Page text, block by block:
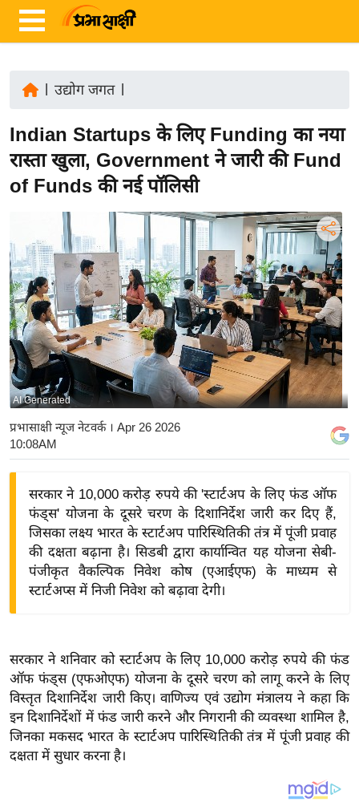
ज़ा
ख
र
ष्ट्री
य
अं
त
र्रा
ष्ट्री
य
बि
ज़
ने
स
द्यो
ष
ज्ञ
रा
य
ब
उद्योग जगत|
Indian Startups के लिए Funding का नया
रास्ता खुला, Government ने जारी की Fund
of Funds की नई पॉलिसी
AI Generated
प्रभासाक्षी न्यूज नेटवर्क। Apr 26 2026
10:08AM
सरकार ने 10,000 करोड़ रुपये की 'स्टार्टअप के लिए फंड ऑफ
फंड्स' योजना के दूसरे चरण के दिशानिर्देश जारी कर दिए हैं,
जिसका लक्ष्य भारत के स्टार्टअप पारिस्थितिकी तंत्र में पूंजी प्रवाह
की दक्षता बढ़ाना है। सिडबी द्वारा कार्यान्वित यह योजना सेबी-
पंजीकृत वैकल्पिक निवेश कोष (एआईएफ) के माध्यम से
स्टार्टअप्स में निजी निवेश को बढ़ावा देगी।
सरकार ने शनिवार को स्टार्टअप के लिए 10,000 करोड़ रुपये की फंड
ऑफ फंड्स (एफओएफ) योजना के दूसरे चरण को लागू करने के लिए
विस्तृत दिशानिर्देश जारी किए। वाणिज्य एवं उद्योग मंत्रालय ने कहा कि
इन दिशानिर्देशों में फंड जारी करने और निगरानी की व्यवस्था शामिल है,
जिनका मकसद भारत के स्टार्टअप पारिस्थितिकी तंत्र में पूंजी प्रवाह की
दक्षता में सुधार करना है।